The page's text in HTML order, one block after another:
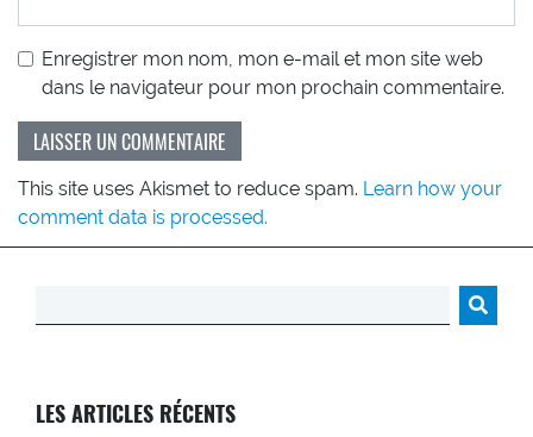
Enregistrer mon nom, mon e-mail et mon site web
dans le navigateur pour mon prochain commentaire.
This site uses Akismet to reduce spam. Learn how your
comment data is processed.
LES ARTICLES RÉCENTS